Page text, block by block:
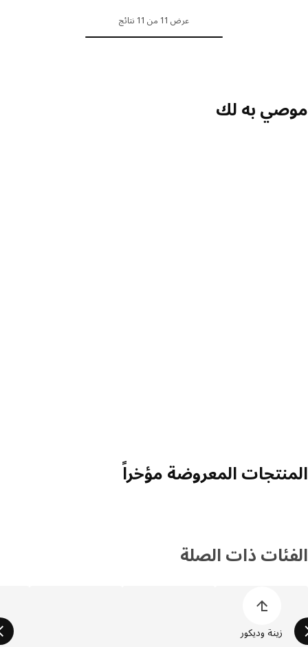
عرض 11 من 11 نتائج
به لك
المعروضة مؤخراً
ذات الصلة
زينة وديكور